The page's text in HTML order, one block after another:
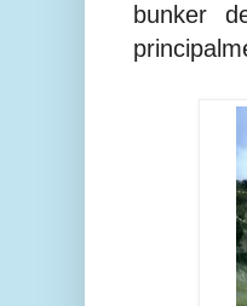
bunker